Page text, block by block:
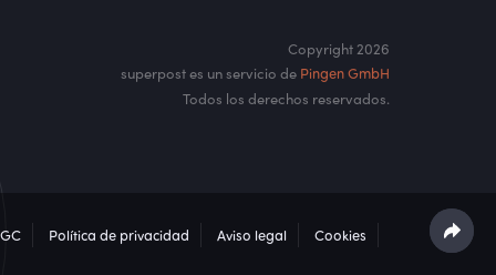
Copyright 2026
superpost es un servicio de Pingen GmbH
Todos los derechos reservados.
Política de privacidad Aviso legal Cookies .